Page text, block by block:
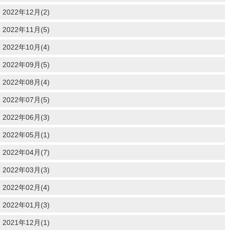
2022年12月(2)
2022年11月(5)
2022年10月(4)
2022年09月(5)
2022年08月(4)
2022年07月(5)
2022年06月(3)
2022年05月(1)
2022年04月(7)
2022年03月(3)
2022年02月(4)
2022年01月(3)
2021年12月(1)